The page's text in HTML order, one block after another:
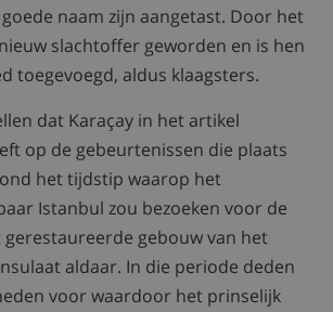
naam zijn aangetast. Door het
slachtoffer geworden en is hen
toegevoegd, aldus klaagsters.
dat Karaçay in het artikel
op de gebeurtenissen die plaats
het tijdstip waarop het
Istanbul zou bezoeken voor de
gebouw van het
aldaar. In die periode deden
voor waardoor het prinselijk